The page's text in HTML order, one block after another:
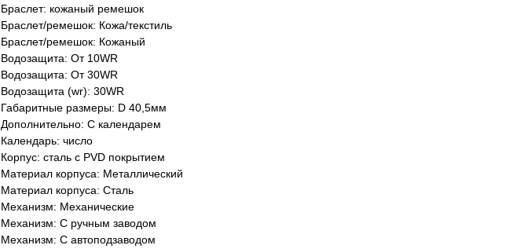
Браслет: кожаный ремешок
Браслет/ремешок: Кожа/текстиль
Браслет/ремешок: Кожаный
Водозащита: От 10WR
Водозащита: От 30WR
Водозащита (wr): 30WR
Габаритные размеры: D 40,5мм
Дополнительно: С календарем
Календарь: число
Корпус: сталь с PVD покрытием
Материал корпуса: Металлический
Материал корпуса: Сталь
Механизм: Механические
Механизм: С ручным заводом
Механизм: С автоподзаводом